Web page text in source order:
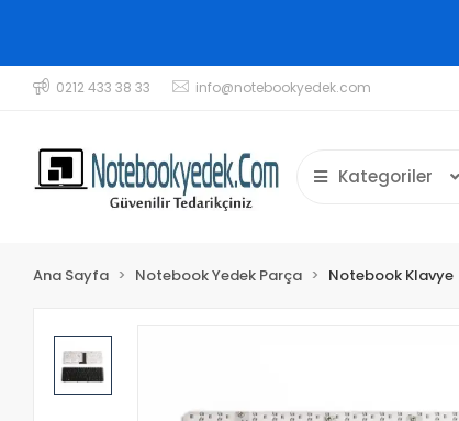
0212 433 38 33 info@notebookyedek.com
Kategoriler
Ana Sayfa Notebook Yedek Parça Notebook Klavye